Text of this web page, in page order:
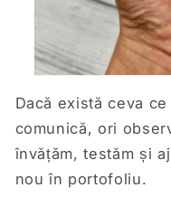
Dacă există ceva
comunică, ori
învățăm, testăm și
nou în portofoliu.